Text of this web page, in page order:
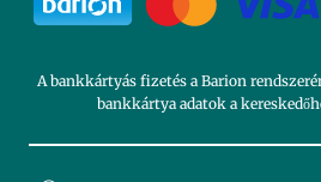
A bankkártyás fizetés a Barion
bankkártya adatok a